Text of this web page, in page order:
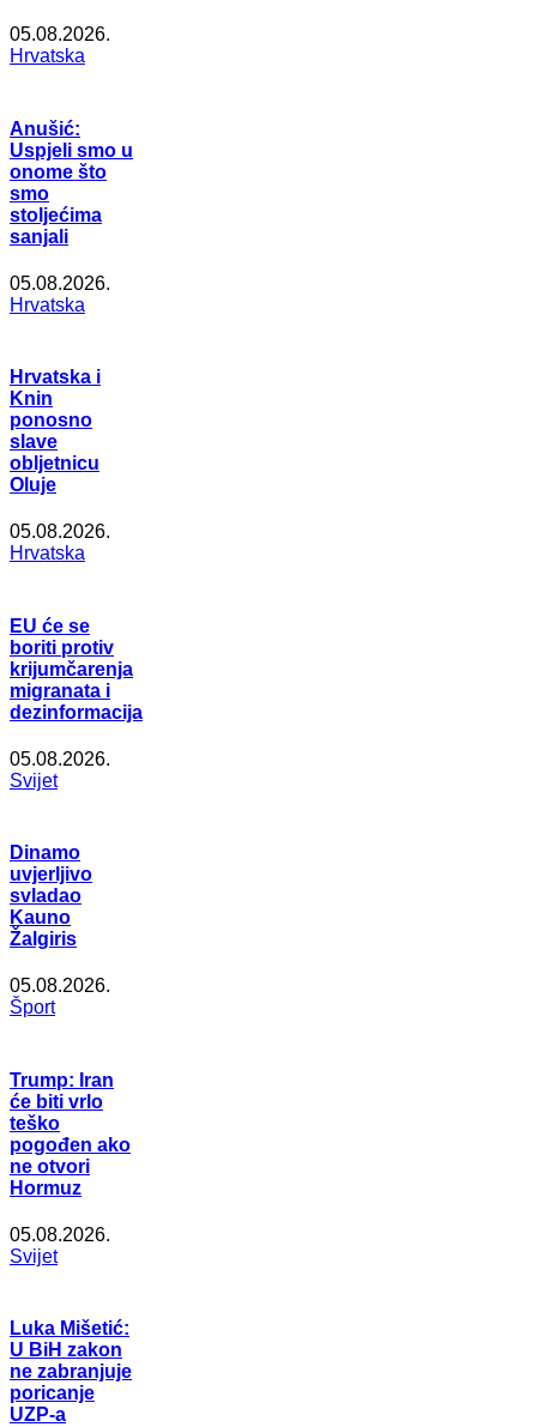
05.08.2026.
Hrvatska
Anušić:
Uspjeli smo u
onome što
smo
stoljećima
sanjali
05.08.2026.
Hrvatska
Hrvatska i
Knin
ponosno
slave
obljetnicu
Oluje
05.08.2026.
Hrvatska
EU će se
boriti protiv
krijumčarenja
migranata i
dezinformacija
05.08.2026.
Svijet
Dinamo
uvjerljivo
svladao
Kauno
Žalgiris
05.08.2026.
Šport
Trump: Iran
će biti vrlo
teško
pogođen ako
ne otvori
Hormuz
05.08.2026.
Svijet
Luka Mišetić:
U BiH zakon
ne zabranjuje
poricanje
UZP-a